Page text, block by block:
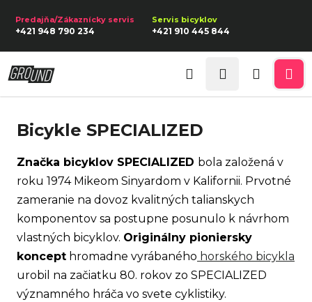
obsah+421 948 790 234 +421 910 445 844
Prihlásenie
Bicykle SPECIALIZED
Značka bicyklov SPECIALIZED bola založená v
roku 1974 Mikeom Sinyardom v Kalifornii. Prvotné
zameranie na dovoz kvalitných talianskych
komponentov sa postupne posunulo k návrhom
vlastných bicyklov. Originálny pioniersky
koncept hromadne vyrábaného horského bicykla
urobil na začiatku 80. rokov zo SPECIALIZED
významného hráča vo svete cyklistiky.
š
k
Späť
Späť
Č
o
o
t
e
b
u
j
e
t